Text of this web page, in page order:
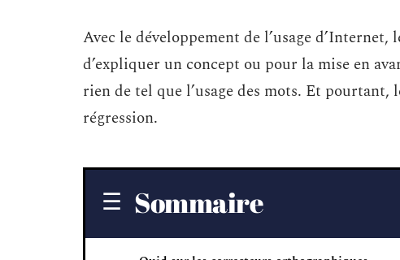
Avec le développement de l’usage
d’expliquer un concept ou pour la mise en
rien de tel que l’usage des mots. Et
régression.
Sommaire